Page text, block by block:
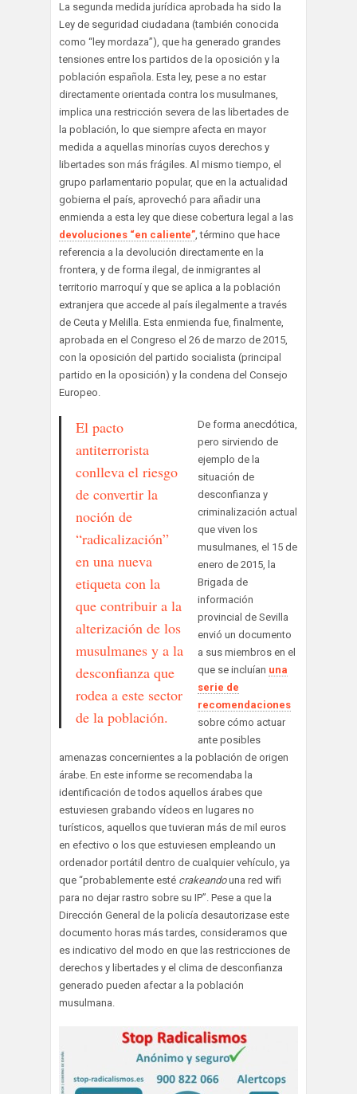
La segunda medida jurídica aprobada ha sido la
Ley de seguridad ciudadana (también conocida
como “ley mordaza”), que ha generado grandes
tensiones entre los partidos de la oposición y la
población española. Esta ley, pese a no estar
directamente orientada contra los musulmanes,
implica una restricción severa de las libertades de
la población, lo que siempre afecta en mayor
medida a aquellas minorías cuyos derechos y
libertades son más frágiles. Al mismo tiempo, el
grupo parlamentario popular, que en la actualidad
gobierna el país, aprovechó para añadir una
enmienda a esta ley que diese cobertura legal a las
devoluciones “en caliente”, término que hace
referencia a la devolución directamente en la
frontera, y de forma ilegal, de inmigrantes al
territorio marroquí y que se aplica a la población
extranjera que accede al país ilegalmente a través
de Ceuta y Melilla. Esta enmienda fue, finalmente,
aprobada en el Congreso el 26 de marzo de 2015,
con la oposición del partido socialista (principal
partido en la oposición) y la condena del Consejo
Europeo.
El pacto
antiterrorista
conlleva el riesgo
de convertir la
noción de
“radicalización”
en una nueva
etiqueta con la
que contribuir a la
alterización de los
musulmanes y a la
desconfianza que
rodea a este sector
de la población.
De forma anecdótica,
pero sirviendo de
ejemplo de la
situación de
desconfianza y
criminalización actual
que viven los
musulmanes, el 15 de
enero de 2015, la
Brigada de
información
provincial de Sevilla
envió un documento
a sus miembros en el
que se incluían una
serie de
recomendaciones
sobre cómo actuar
ante posibles
amenazas concernientes a la población de origen
árabe. En este informe se recomendaba la
identificación de todos aquellos árabes que
estuviesen grabando vídeos en lugares no
turísticos, aquellos que tuvieran más de mil euros
en efectivo o los que estuviesen empleando un
ordenador portátil dentro de cualquier vehículo, ya
que “probablemente esté crakeandouna red wifi
para no dejar rastro sobre su IP”. Pese a que la
Dirección General de la policía desautorizase este
documento horas más tardes, consideramos que
es indicativo del modo en que las restricciones de
derechos y libertades y el clima de desconfianza
generado pueden afectar a la población
musulmana.